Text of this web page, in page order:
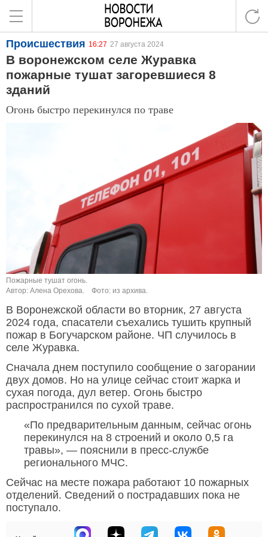
Происшествия 16:27 27 августа 2024
В воронежском селе Журавка
пожарные тушат загоревшиеся 8
зданий
Огонь быстро перекинулся по траве
Пожарные тушат огонь.
Автор: Алена Орехова.
Фото: из архива.
В Воронежской области во вторник, 27 августа
2024 года, спасатели съехались тушить крупный
пожар в Богучарском районе. ЧП случилось в
селе Журавка.
Сначала днем поступило сообщение о загорании
двух домов. Но на улице сейчас стоит жарка и
сухая погода, дул ветер. Огонь быстро
распространился по сухой траве.
«По предварительным данным, сейчас огонь
перекинулся на 8 строений и около 0,5 га
травы», — пояснили в пресс-службе
регионального МЧС.
Сейчас на месте пожара работают 10 пожарных
отделений. Сведений о пострадавших пока не
поступало.